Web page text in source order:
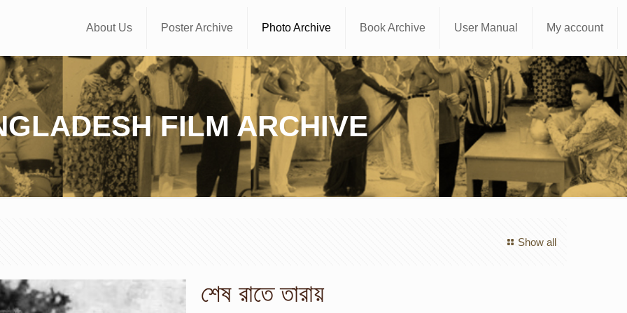
About Us Poster Archive Photo Archive Book Archive User Manual My account
FILM ARCHIVE
Show all
শেষ রাতে তারায়